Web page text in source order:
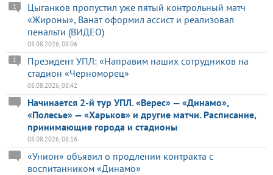
Цыганков пропустил уже пятый контрольный матч
«Жироны», Ванат оформил ассист и реализовал
пенальти (ВИДЕО)
1
08.08.2026, 09:06
Президент УПЛ: «Направим наших сотрудников на
стадион «Черноморец»
1
08.08.2026, 08:42
Начинается 2-й тур УПЛ. «Верес» — «Динамо»,
«Полесье» — «Харьков» и другие матчи. Расписание,
принимающие города и стадионы
08.08.2026, 08:16
«Унион» объявил о продлении контракта с
воспитанником «Динамо»